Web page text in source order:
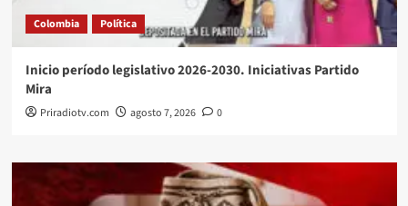
Colombia Política
Inicio período legislativo 2026-2030. Iniciativas Partido
Mira
Priradiotv.com agosto 7, 2026 0